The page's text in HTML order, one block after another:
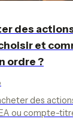
des
et
ordre ?
des
ou compte-